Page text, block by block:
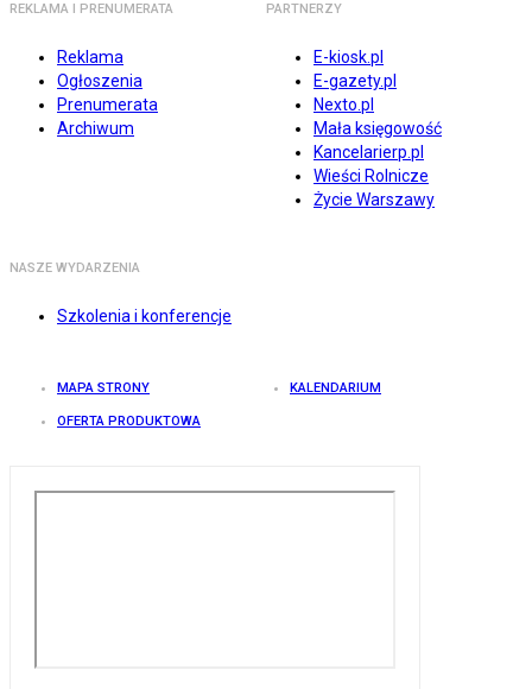
REKLAMA I PRENUMERATA
Reklama
Ogłoszenia
Prenumerata
Archiwum
PARTNERZY
E-kiosk.pl
E-gazety.pl
Nexto.pl
Mała księgowość
Kancelarierp.pl
Wieści Rolnicze
Życie Warszawy
NASZE WYDARZENIA
Szkolenia i konferencje
MAPA STRONY KALENDARIUM
OFERTA PRODUKTOWA